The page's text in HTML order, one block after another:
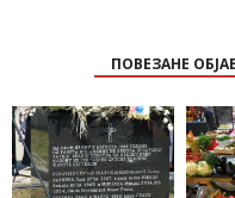
ПОВЕЗАНЕ